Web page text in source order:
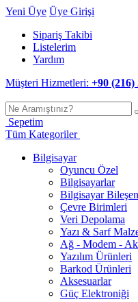
Yeni Üye Üye Girişi
Sipariş Takibi
Listelerim
Yardım
Müşteri Hizmetleri: +90 (216)
Sepetim
Tüm Kategoriler
Bilgisayar
Oyuncu Özel
Bilgisayarlar
Bilgisayar
Çevre Birimleri
Veri Depolama
Yazı & Sarf
Ağ - Modem -
Yazılım Ürünleri
Barkod Ürünleri
Aksesuarlar
Güç Elektroniği